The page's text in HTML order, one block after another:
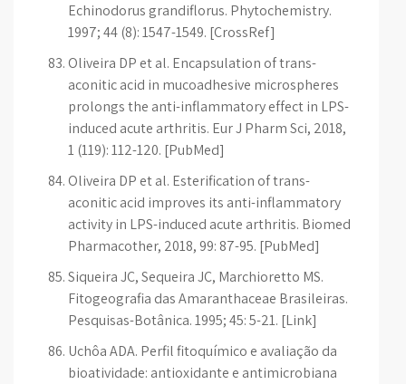
Echinodorus grandiflorus. Phytochemistry.
1997; 44 (8): 1547-1549. [CrossRef]
Oliveira DP et al. Encapsulation of trans-
aconitic acid in mucoadhesive microspheres
prolongs the anti-inflammatory effect in LPS-
induced acute arthritis. Eur J Pharm Sci, 2018,
1 (119): 112-120. [PubMed]
Oliveira DP et al. Esterification of trans-
aconitic acid improves its anti-inflammatory
activity in LPS-induced acute arthritis. Biomed
Pharmacother, 2018, 99: 87-95. [PubMed]
Siqueira JC, Sequeira JC, Marchioretto MS.
Fitogeografia das Amaranthaceae Brasileiras.
Pesquisas-Botânica. 1995; 45: 5-21. [Link]
Uchôa ADA. Perfil fitoquímico e avaliação da
bioatividade: antioxidante e antimicrobiana